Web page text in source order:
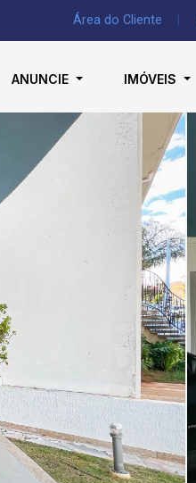
Área do Cliente
ANUNCIE IMÓVEIS